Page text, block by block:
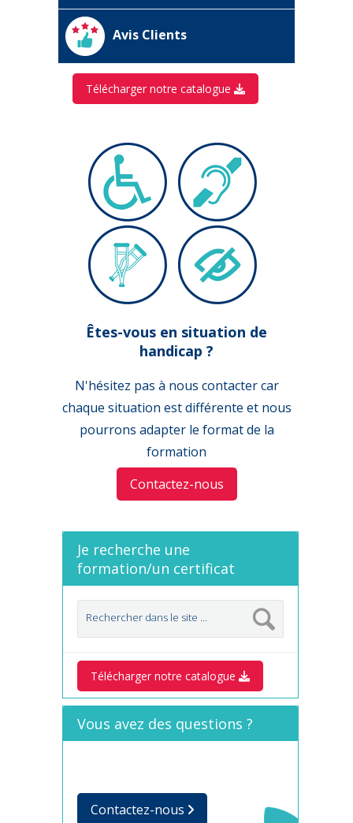
Avis Clients
Télécharger notre catalogue
Êtes-vous en situation de
handicap ?
N'hésitez pas à nous contacter car
chaque situation est différente et nous
pourrons adapter le format de la
formation
Contactez-nous
Je recherche une
formation/un certificat
Télécharger notre catalogue
Vous avez des questions ?
Contactez-nous